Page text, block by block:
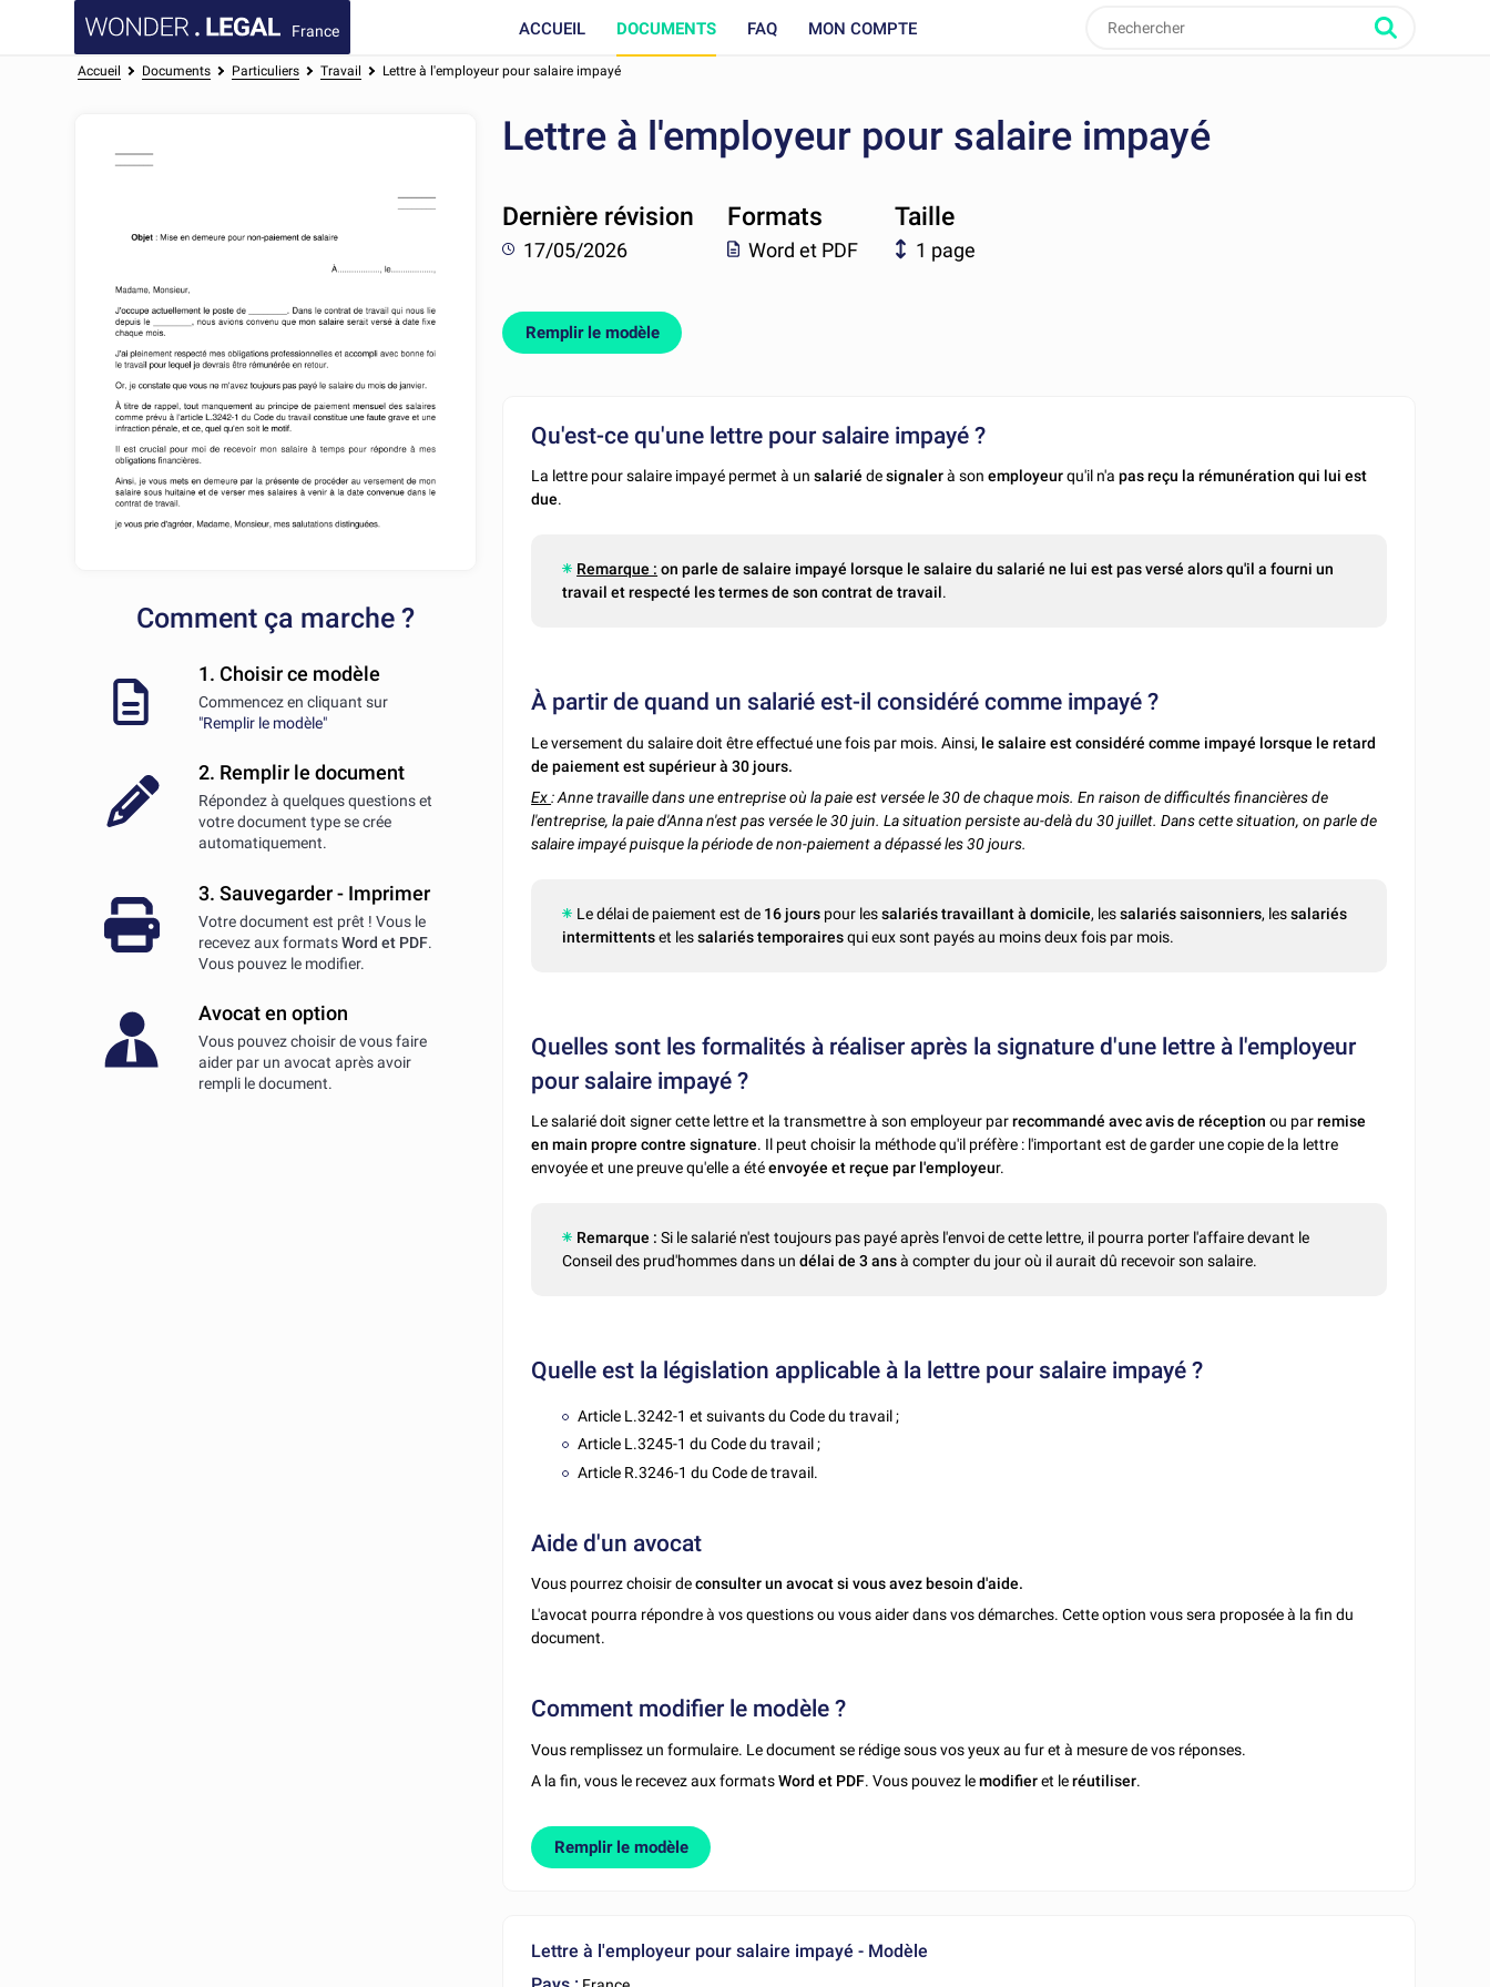
France ACCUEIL DOCUMENTS FAQ MON COMPTE
Accueil Documents Particuliers Travail Lettre à l'employeur pour salaire impayé
Comment ça marche ?
1. Choisir ce modèle
Commencez en cliquant sur
"Remplir le modèle"
2. Remplir le document
Répondez à quelques questions et
votre document type se crée
automatiquement.
3. Sauvegarder - Imprimer
Votre document est prêt ! Vous le
recevez aux formatsWord et PDF.
Vous pouvez le modifier.
Avocat en option
Vous pouvez choisir de vous faire
aider par un avocat après avoir
rempli le document.
Lettre à l'employeur pour salaire impayé
Dernière révision
17/05/2026
Formats
Word et PDF
Taille
1 page
Remplir le modèle
Qu'est-ce qu'une lettre pour salaire impayé ?
La lettre pour salaire impayé permet à unsalariédesignalerà son employeurqu'il n'apas reçu la rémunération qui lui est
due.
Remarque : on parle de salaire impayé lorsque le salaire du salarié ne lui est pas versé alors qu'il a fourni un
travail et respecté les termes de son contrat de travail.
À partir de quand un salarié est-il considéré comme impayé ?
Le versement du salaire doit être effectué une fois par mois. Ainsi, le salaire est considéré comme impayé lorsque le retard
de paiement est supérieur à 30 jours.
Ex: Anne travaille dans une entreprise où la paie est versée le 30 de chaque mois. En raison de difficultés financières de
l'entreprise, la paie d'Anna n'est pas versée le 30 juin. La situation persiste au-delà du 30 juillet. Dans cette situation, on parle de
salaire impayé puisque la période de non-paiement a dépassé les 30 jours.
Le délai de paiement est de 16 jours pour lessalariés travaillant à domicile, lessalariés saisonniers, lessalariés
intermittentset lessalariés temporairesqui eux sont payés au moins deux fois par mois.
Quelles sont les formalités à réaliser après la signature d'une lettre à l'employeur
pour salaire impayé ?
Le salarié doit signer cette lettre et la transmettre à son employeur parrecommandé avec avis de réception ou parremise
en main propre contre signature. Il peut choisir la méthode qu'il préfère : l'important est de garder une copie de la lettre
envoyée et une preuve qu'elle a étéenvoyée et reçue par l'employeur.
Remarque : Si le salarié n'est toujours pas payé après l'envoi de cette lettre, il pourra porter l'affaire devant le
Conseil des prud'hommes dans undélai de 3 ansà compter du jour où il aurait dû recevoir son salaire.
Quelle est la législation applicable à la lettre pour salaire impayé ?
Article L.3242-1 et suivants du Code du travail ;
Article L.3245-1 du Code du travail ;
Article R.3246-1 du Code de travail.
Aide d'un avocat
Vous pourrez choisir deconsulter un avocat si vous avez besoin d'aide.
L'avocat pourra répondre à vos questions ou vous aider dans vos démarches. Cette option vous sera proposée à la fin du
document.
Comment modifier le modèle ?
Vous remplissez un formulaire. Le document se rédige sous vos yeux au fur et à mesure de vos réponses.
A la fin, vous le recevez aux formatsWord et PDF. Vous pouvez lemodifieret leréutiliser.
Remplir le modèle
Lettre à l'employeur pour salaire impayé - Modèle